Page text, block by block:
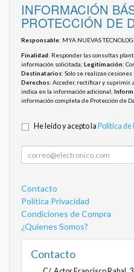
INFORMACIÓN
PROTECCIÓN DE
Responsable: MYA NUEVAS
Finalidad: Responder las consultas
información solicitada; Legitimación:
Destinatarios: Solo se realizan
Derechos: Acceder, rectificar y suprimir,
indica en la información adicional;
información completa de Protección de
He leído y acepto la Política de
Contacto
Política Privacidad
Condiciones de Compra
¿Quienes Somos?
Contacto